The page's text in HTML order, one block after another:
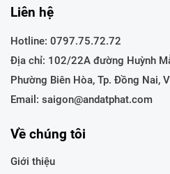
Liên hệ
Hotline: 0797.75.72.72
Địa chỉ: 102/22A đường Huỳnh
Phường Biên Hòa, Tp. Đồng Nai,
Email: saigon@andatphat.com
Về chúng tôi
Giới thiệu